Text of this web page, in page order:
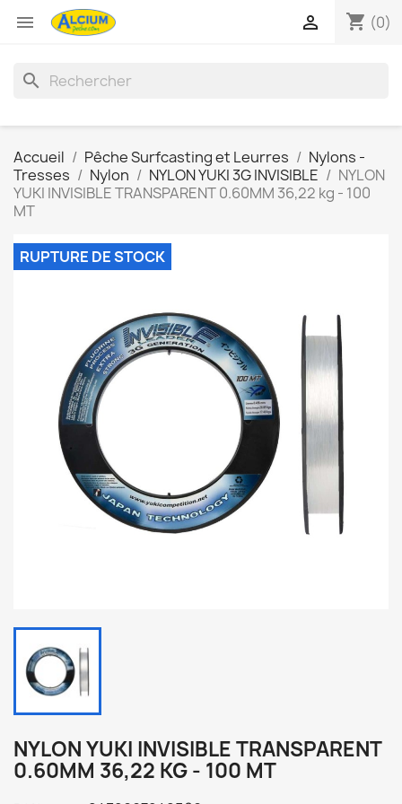
 shopping_cart (0)

search
Accueil Pêche Surfcasting et Leurres
Nylons -
Tresses
Nylon NYLON YUKI 3G INVISIBLE
NYLON
YUKI INVISIBLE TRANSPARENT 0.60MM 36,22 kg - 100
MT
RUPTURE DE STOCK
NYLON YUKI INVISIBLE TRANSPARENT
0.60MM 36,22 KG - 100 MT